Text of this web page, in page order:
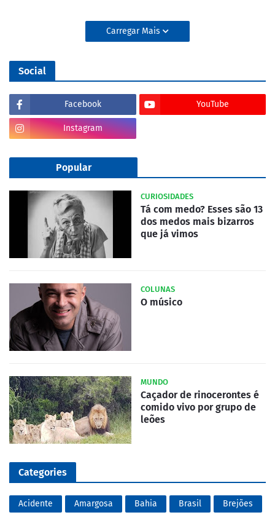
Carregar Mais
Social
Facebook YouTube
Instagram
Popular
CURIOSIDADES
Tá com medo? Esses são 13
dos medos mais bizarros
que já vimos
COLUNAS
O músico
MUNDO
Caçador de rinocerontes é
comido vivo por grupo de
leões
Categories
Acidente Amargosa Bahia Brasil
Brejões